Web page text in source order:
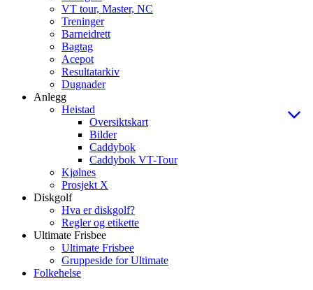
VT tour, Master, NC
Treninger
Barneidrett
Bagtag
Acepot
Resultatarkiv
Dugnader
Anlegg
Heistad
Oversiktskart
Bilder
Caddybok
Caddybok VT-Tour
Kjølnes
Prosjekt X
Diskgolf
Hva er diskgolf?
Regler og etikette
Ultimate Frisbee
Ultimate Frisbee
Gruppeside for Ultimate
Folkehelse